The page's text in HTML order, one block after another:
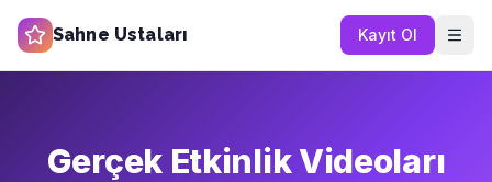
Sahne Ustaları Kayıt Ol
Gerçek Etkinlik Videoları